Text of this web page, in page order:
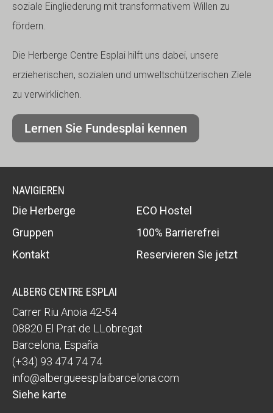
soziale Eingliederung mit transformativem Willen zu
fördern.
Die Herberge Centre Esplai hilft uns dabei, unsere
erzieherischen, sozialen und umweltschützerischen Ziele
zu verwirklichen.
Lernen Sie Fundesplai kennen
NAVIGIEREN
Die Herberge
ECO Hostel
Gruppen
100% Barrierefrei
Kontakt
Reservieren Sie jetzt
ALBERG CENTRE ESPLAI
Carrer Riu Anoia 42-54
08820 El Prat de LLobregat
Barcelona, España
(+34) 93 474 74 74
info@albergueesplaibarcelona.com
Siehe karte